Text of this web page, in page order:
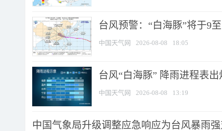
台风预警：“白海豚”将于9
中国天气网 2026-08-08 18:05
台风“白海豚” 降雨进程表
中国天气网 2026-08-08 13:19
中国气象局升级调整应急响应为台风暴雨